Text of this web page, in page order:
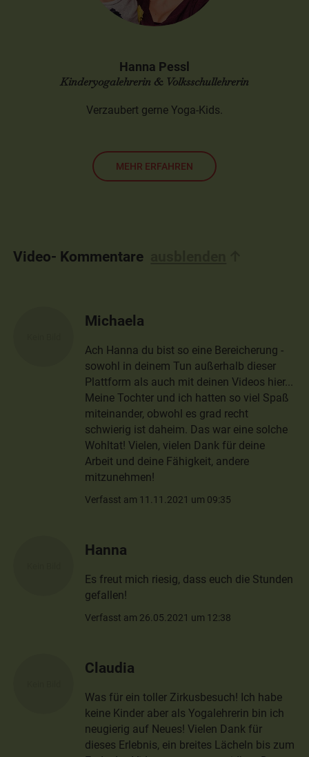
Hanna Pessl
Kinderyogalehrerin & Volksschullehrerin
Verzaubert gerne Yoga-Kids.
MEHR ERFAHREN
Video- Kommentare
Michaela
Ach Hanna du bist so eine Bereicherung -
sowohl in deinem Tun außerhalb dieser
Plattform als auch mit deinen Videos hier...
Meine Tochter und ich hatten so viel Spaß
miteinander, obwohl es grad recht
schwierig ist daheim. Das war eine solche
Wohltat! Vielen, vielen Dank für deine
Arbeit und deine Fähigkeit, andere
mitzunehmen!
Verfasst am 11.11.2021 um 09:35
Hanna
Es freut mich riesig, dass euch die Stunden
gefallen!
Verfasst am 26.05.2021 um 12:38
Claudia
Was für ein toller Zirkusbesuch! Ich habe
keine Kinder aber als Yogalehrerin bin ich
neugierig auf Neues! Vielen Dank für
dieses Erlebnis, ein breites Lächeln bis zum